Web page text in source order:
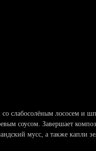
слабосолёным лососем и
соусом. Завершает
мусс, а также капли